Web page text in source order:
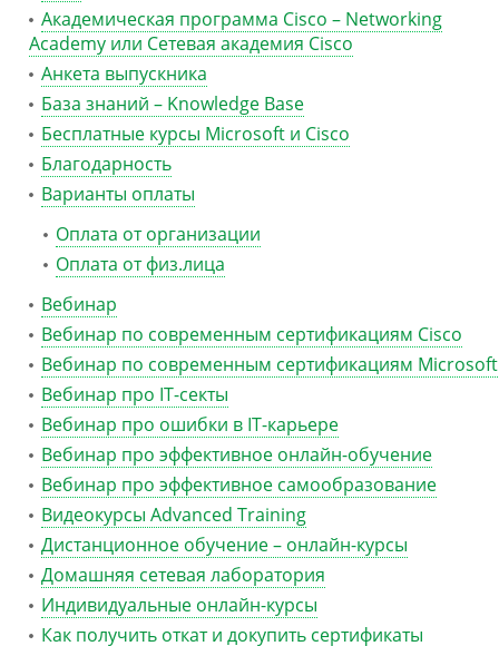
Академическая программа Cisco – Networking
Academy или Сетевая академия Cisco
Анкета выпускника
База знаний – Knowledge Base
Бесплатные курсы Microsoft и Cisco
Благодарность
Варианты оплаты
Оплата от организации
Оплата от физ.лица
Вебинар
Вебинар по современным сертификациям Cisco
Вебинар по современным сертификациям Microsoft
Вебинар про IT-секты
Вебинар про ошибки в IT-карьере
Вебинар про эффективное онлайн-обучение
Вебинар про эффективное самообразование
Видеокурсы Advanced Training
Дистанционное обучение – онлайн-курсы
Домашняя сетевая лаборатория
Индивидуальные онлайн-курсы
Как получить откат и докупить сертификаты